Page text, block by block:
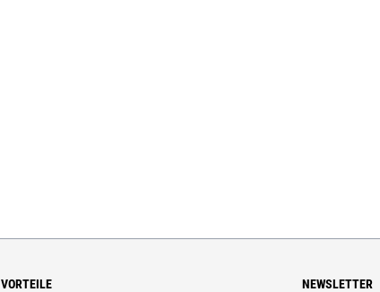
VORTEILE NEWSLETTER